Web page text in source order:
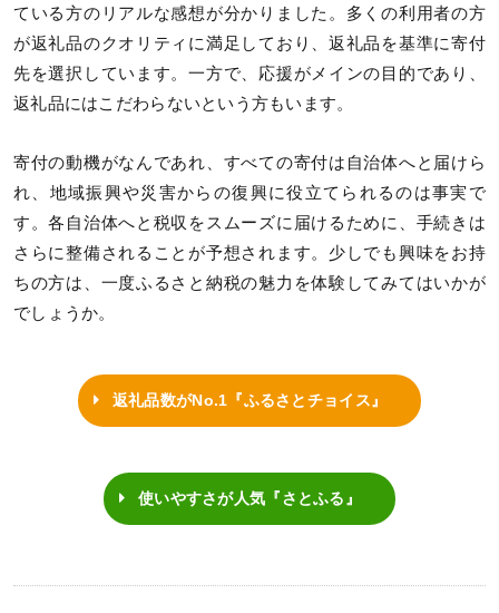
ている方のリアルな感想が分かりました。多くの利用者の方
が返礼品のクオリティに満足しており、返礼品を基準に寄付
先を選択しています。一方で、応援がメインの目的であり、
返礼品にはこだわらないという方もいます。
寄付の動機がなんであれ、すべての寄付は自治体へと届けら
れ、地域振興や災害からの復興に役立てられるのは事実で
す。各自治体へと税収をスムーズに届けるために、手続きは
さらに整備されることが予想されます。少しでも興味をお持
ちの方は、一度ふるさと納税の魅力を体験してみてはいかが
でしょうか。
返礼品数がNo.1『ふるさとチョイス』
使いやすさが人気『さとふる』